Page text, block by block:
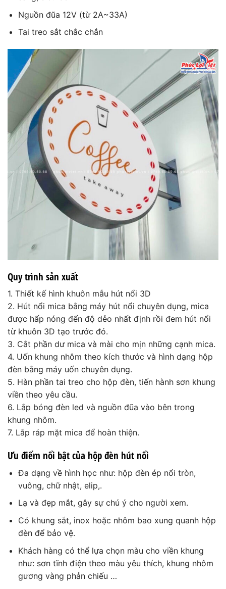
Nguồn đũa 12V (từ 2A~33A)
Tai treo sắt chắc chắn
Quy trình sản xuất
1. Thiết kế hình khuôn mẫu hút nổi 3D
2. Hút nổi mica bằng máy hút nổi chuyên dụng, mica
được hấp nóng đến độ dẻo nhất định rồi đem hút nổi
từ khuôn 3D tạo trước đó.
3. Cắt phần dư mica và mài cho mịn những cạnh mica.
4. Uốn khung nhôm theo kích thước và hình dạng hộp
đèn bằng máy uốn chuyên dụng.
5. Hàn phần tai treo cho hộp đèn, tiến hành sơn khung
viền theo yêu cầu.
6. Lắp bóng đèn led và nguồn đũa vào bên trong
khung nhôm.
7. Lắp ráp mặt mica để hoàn thiện.
Ưu điểm nổi bật của hộp đèn hút nổi
Đa dạng về hình học như: hộp đèn ép nổi tròn,
vuông, chữ nhật, elip,.
Lạ và đẹp mắt, gây sự chú ý cho người xem.
Có khung sắt, inox hoặc nhôm bao xung quanh hộp
đèn để bảo vệ.
Khách hàng có thể lựa chọn màu cho viền khung
như: sơn tĩnh điện theo màu yêu thích, khung nhôm
gương vàng phản chiếu …